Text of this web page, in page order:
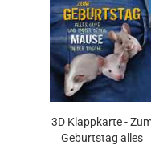
3D Klappkarte -
Geburtstag alles